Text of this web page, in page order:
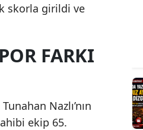
skorla girildi ve
FARKI
Nazlı’nın
ekip 65.